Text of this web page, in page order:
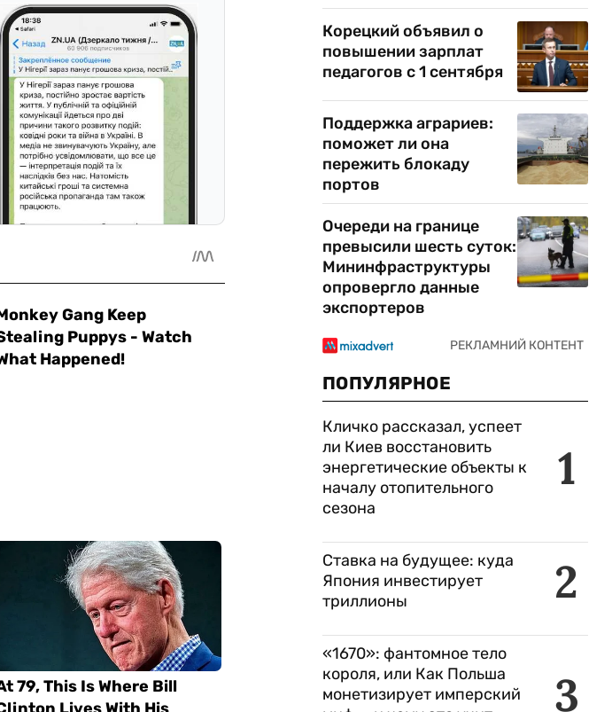
Корецкий объявил о
повышении зарплат
педагогов с 1 сентября
Поддержка аграриев:
поможет ли она
пережить блокаду
портов
Очереди на границе
превысили шесть суток:
Мининфраструктуры
опровергло данные
экспортеров
ПОПУЛЯРНОЕ
1
Кличко рассказал, успеет
ли Киев восстановить
энергетические объекты к
началу отопительного
сезона
2
Ставка на будущее: куда
Япония инвестирует
триллионы
3
«1670»: фантомное тело
короля, или Как Польша
монетизирует имперский